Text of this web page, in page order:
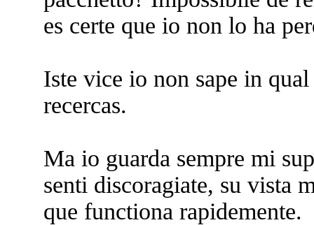
es certe que io non lo ha
Iste vice io non sape in
recercas.
Ma io guarda sempre mi
senti discoragiate, su vista
que functiona rapidemente.